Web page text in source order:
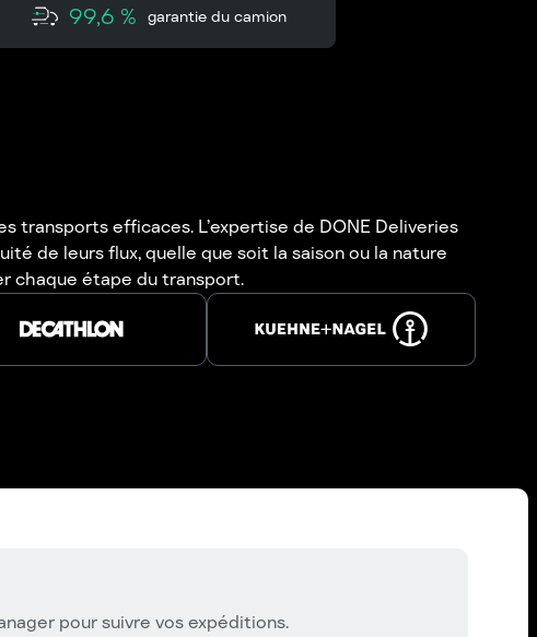
99,6 % garantie du camion
efficaces. L’expertise de DONE Deliveries
de leurs flux, quelle que soit la saison ou la nature
chaque étape du transport.
pour suivre vos expéditions.